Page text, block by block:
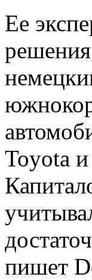
Ее
Toyota
пишет